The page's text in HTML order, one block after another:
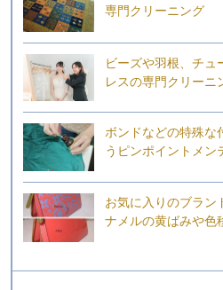
専門クリーニング
ビーズや羽根、チュ
レスの専門クリーニ
ボンドなどの特殊な
うピンポイントメン
お気に入りのブラン
ナメルの黄ばみや色